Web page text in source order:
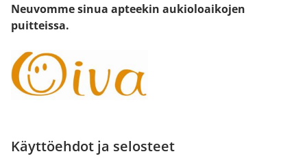
Neuvomme sinua apteekin aukioloaikojen
puitteissa.
Käyttöehdot ja selosteet